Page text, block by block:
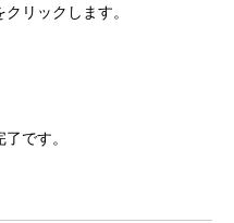
リックします。
です。